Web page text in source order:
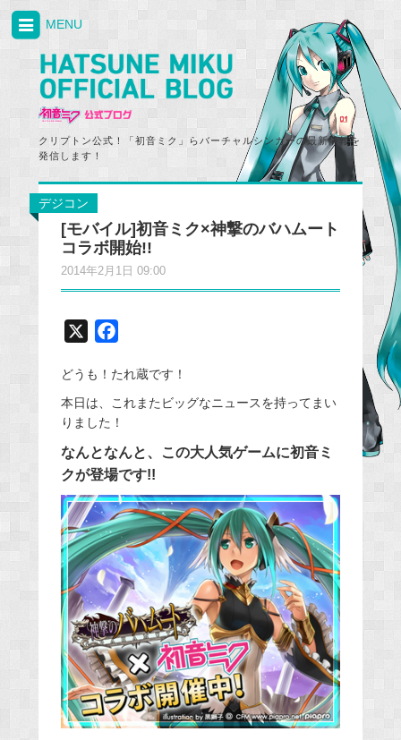
クリプトン公式！「初音ミク」らバーチャルシンガーの最新情報を
発信します！
MENU
デジコン
[モバイル]初音ミク×神撃のバハムート
コラボ開始!!
2014年2月1日 09:00
c
e
b
o
o
k
どうも！たれ蔵です！
本日は、これまたビッグなニュースを持ってまい
りました！
なんとなんと、この大人気ゲームに初音ミ
クが登場です!!